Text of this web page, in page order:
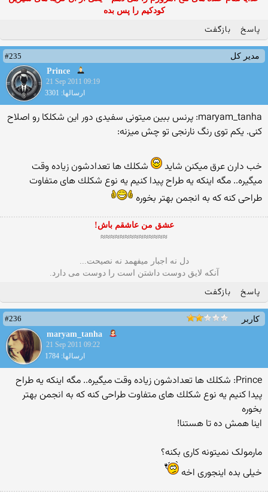
کودکیم را پس بده
پاسخ بازگفت
مدیر کل
#235
Prince
21 Sep 2011 09:19
ارسالها: 3301
maryam_tanha: پرنس ببین میتونی سفیدی دور این شكلكا رو اصلاح
كنی. یكم توی رنگ نارنجی تو چش میزنه:
خب دارن عرق میكنن شاید
شكلك ها تعدادشون زیاده وقت
میگیره.. مگه اینكه یه طراح پیدا كنیم یه نوع شكلك های متفاوت
طراحی كنه كه به انجمن بهتر بخوره
عشق من عاشقم باش!
≈≈≈≈≈≈≈≈≈≈≈≈≈≈
دل نه اجبار میفهمد نه نصیحت...
آنکه لایق دوست داشتن است را دوست می دارد.
پاسخ بازگفت
کاربر
#236
maryam_tanha
21 Sep 2011 09:22
ارسالها: 1784
Prince: شكلك ها تعدادشون زیاده وقت میگیره.. مگه اینكه یه طراح
پیدا كنیم یه نوع شكلك های متفاوت طراحی كنه كه به انجمن بهتر
بخوره
اینا همش ده تا هستنا!
مارمولک نمیتونه کاری بکنه؟
خیلی بده اینجوری اخه